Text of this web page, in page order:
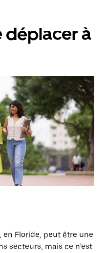
déplacer à
en Floride, peut être une
secteurs, mais ce n’est